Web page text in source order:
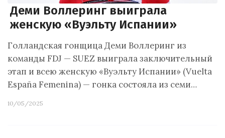
Деми Воллеринг выиграла
женскую «Вуэльту Испании»
Голландская гонщица Деми Воллеринг из
команды FDJ — SUEZ выиграла заключительный
этап и всею женскую «Вуэльту Испании» (Vuelta
España Femenina) — гонка состояла из семи…
10/05/2025